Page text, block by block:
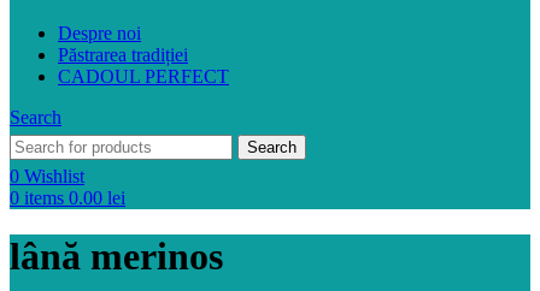
Despre noi
Păstrarea tradiției
CADOUL PERFECT
Search
Search
0 Wishlist
0 items 0.00 lei
lână merinos